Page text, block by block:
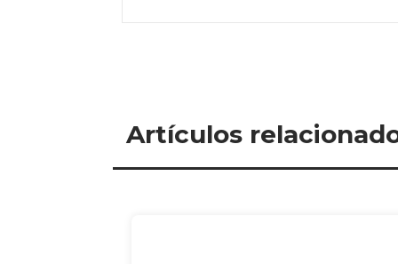
Artículos